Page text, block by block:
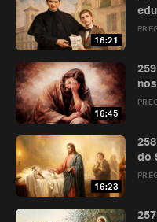
16:21
16:45
16:23
do